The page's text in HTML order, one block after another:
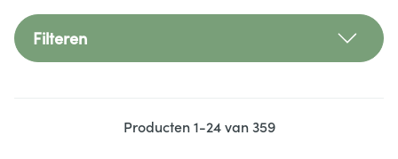
Filteren
Producten1-24van359